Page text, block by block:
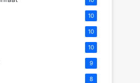
10
10
10
9
8